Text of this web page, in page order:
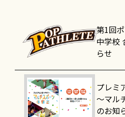
第1回
中学校
らせ
プレミ
～マル
のお知